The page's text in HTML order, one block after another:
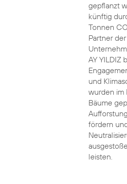
gepflanzt
künftig
Tonnen
Partner
AY YILDIZ
und
wurden im
Bäume
fördern
leisten.